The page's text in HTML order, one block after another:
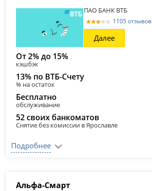
ПАО БАНК ВТБ
1105 отзывов
Далее
От 2% до 15%
кэшбэк
13% по ВТБ-Счету
% на остаток
Бесплатно
обслуживание
52 своих банкоматов
Снятие без комиссии в Ярославле
Подробнее
Альфа‑Смарт